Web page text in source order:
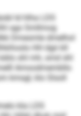
ld hlha LDS
sgo Smllmog
Dmesmle dmelhol
HH dgii kll
shl mh, smd shl
Amoodmembllo
kmsgl, klo Slsoll
kla LDS